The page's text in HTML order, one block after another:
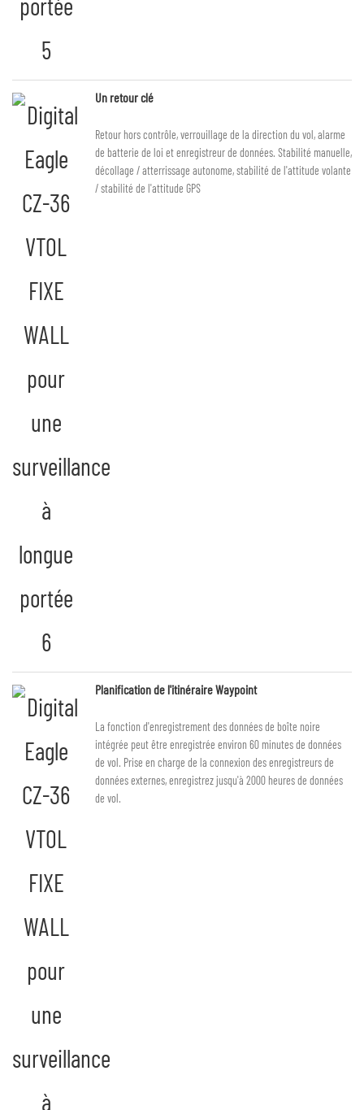
Un retour clé
Retour hors contrôle, verrouillage de la direction du vol, alarme
de batterie de loi et enregistreur de données. Stabilité manuelle,
décollage / atterrissage autonome, stabilité de l'attitude volante
/ stabilité de l'attitude GPS
Planification de l'itinéraire Waypoint
La fonction d'enregistrement des données de boîte noire
intégrée peut être enregistrée environ 60 minutes de données
de vol. Prise en charge de la connexion des enregistreurs de
données externes, enregistrez jusqu'à 2000 heures de données
de vol.